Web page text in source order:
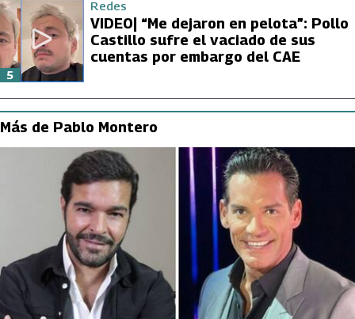
Redes
VIDEO| “Me dejaron en pelota”: Pollo
Castillo sufre el vaciado de sus
cuentas por embargo del CAE
5
Más de Pablo Montero